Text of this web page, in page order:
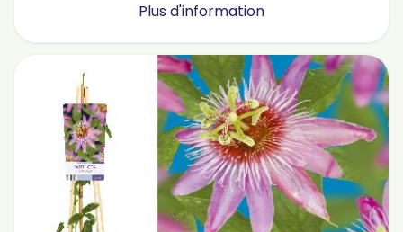
Plus d'information